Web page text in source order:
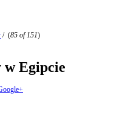
/ (85 of 151)
w Egipcie